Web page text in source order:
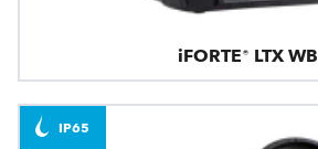
iFORTE® LTX WB
IP65